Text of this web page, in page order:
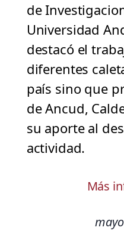
de
Universidad
destacó el
diferentes
país sino que
de Ancud,
su aporte al
actividad.
Más